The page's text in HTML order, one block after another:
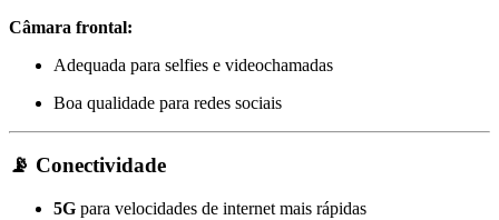
Câmara frontal:
Adequada para selfies e videochamadas
Boa qualidade para redes sociais
📡 Conectividade
5G para velocidades de internet mais rápidas